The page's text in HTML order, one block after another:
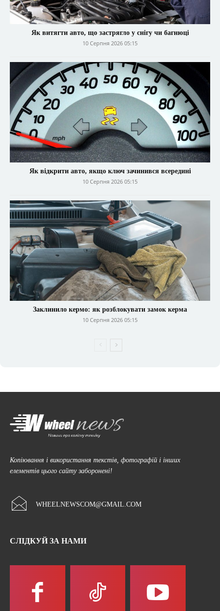
Як витягти авто, що застрягло у снігу чи багнюці
10 Серпня 2026 05:15
Як відкрити авто, якщо ключ зачинився всередині
10 Серпня 2026 05:15
Заклинило кермо: як розблокувати замок керма
10 Серпня 2026 05:15
Копіювання і використання текстів, фотографій і інших
елементів цього сайту заборонені!
WHEELNEWSCOM@GMAIL.COM
СЛІДКУЙ ЗА НАМИ